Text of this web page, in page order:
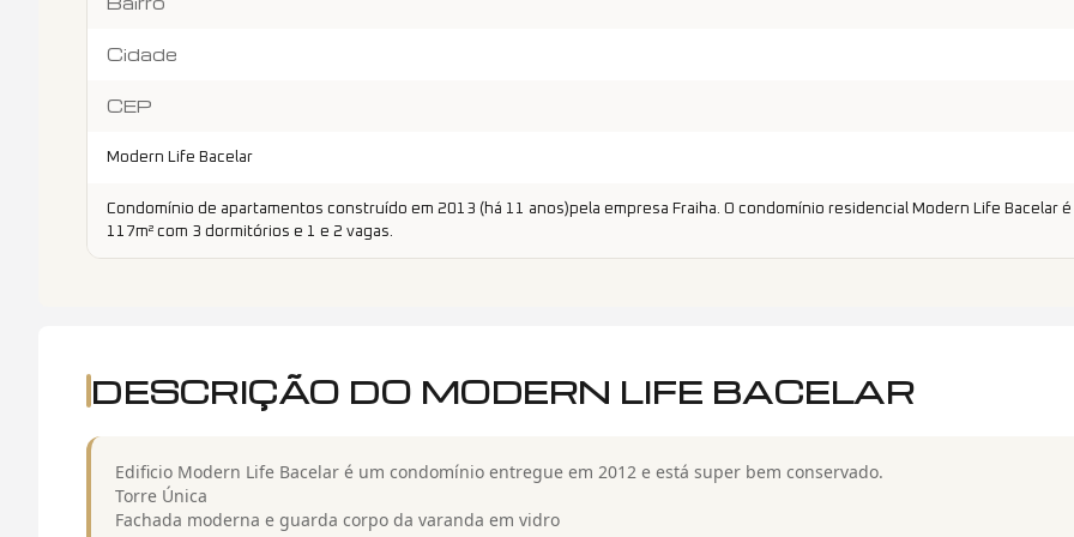
Cidade
CEP
Modern Life Bacelar
Condomínio de apartamentos construído em 2013 (há 11 anos)pela empresa Fraiha. O condomínio residencial Modern Life Bacelar
117m² com 3 dormitórios e 1 e 2 vagas.
DESCRIÇÃO DO MODERN LIFE BACELAR
Edificio Modern Life Bacelar é um condomínio entregue em 2012 e está super bem conservado.
Torre Única
Fachada moderna e guarda corpo da varanda em vidro